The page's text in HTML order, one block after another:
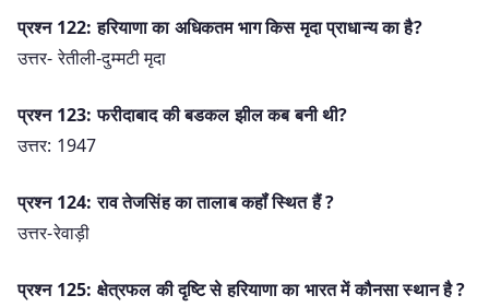
प्रश्न 122: हरियाणा का अधिकतम भाग किस मृदा प्राधान्य का है?
उत्तर- रेतीली-दुम्मटी मृदा
प्रश्न 123: फरीदाबाद की बडकल झील कब बनी थी?
उत्तर: 1947
प्रश्न 124: राव तेजसिंह का तालाब कहॉं स्थित हैं ?
उत्तर-रेवाड़ी
प्रश्न 125: क्षेत्रफल की दृष्टि से हरियाणा का भारत में कौनसा स्थान है ?